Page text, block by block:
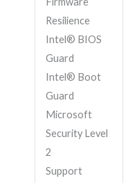
Resilience
Intel® BIOS
Guard
Intel® Boot
Guard
Microsoft
Security Level
2
Support